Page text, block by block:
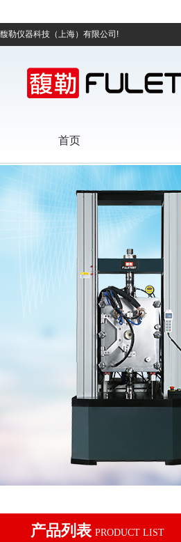
馥勒仪器科技（上海）有限公司!
首页
产品列表 PRODUCT LIST